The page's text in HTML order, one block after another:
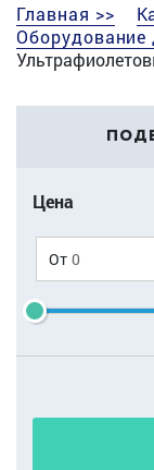
Главная >>
Оборудование
Цена
От